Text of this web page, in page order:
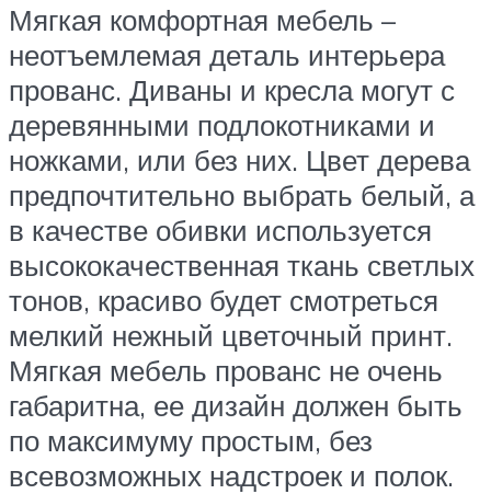
Мягкая комфортная мебель –
неотъемлемая деталь интерьера
прованс. Диваны и кресла могут с
деревянными подлокотниками и
ножками, или без них. Цвет дерева
предпочтительно выбрать белый, а
в качестве обивки используется
высококачественная ткань светлых
тонов, красиво будет смотреться
мелкий нежный цветочный принт.
Мягкая мебель прованс не очень
габаритна, ее дизайн должен быть
по максимуму простым, без
всевозможных надстроек и полок.